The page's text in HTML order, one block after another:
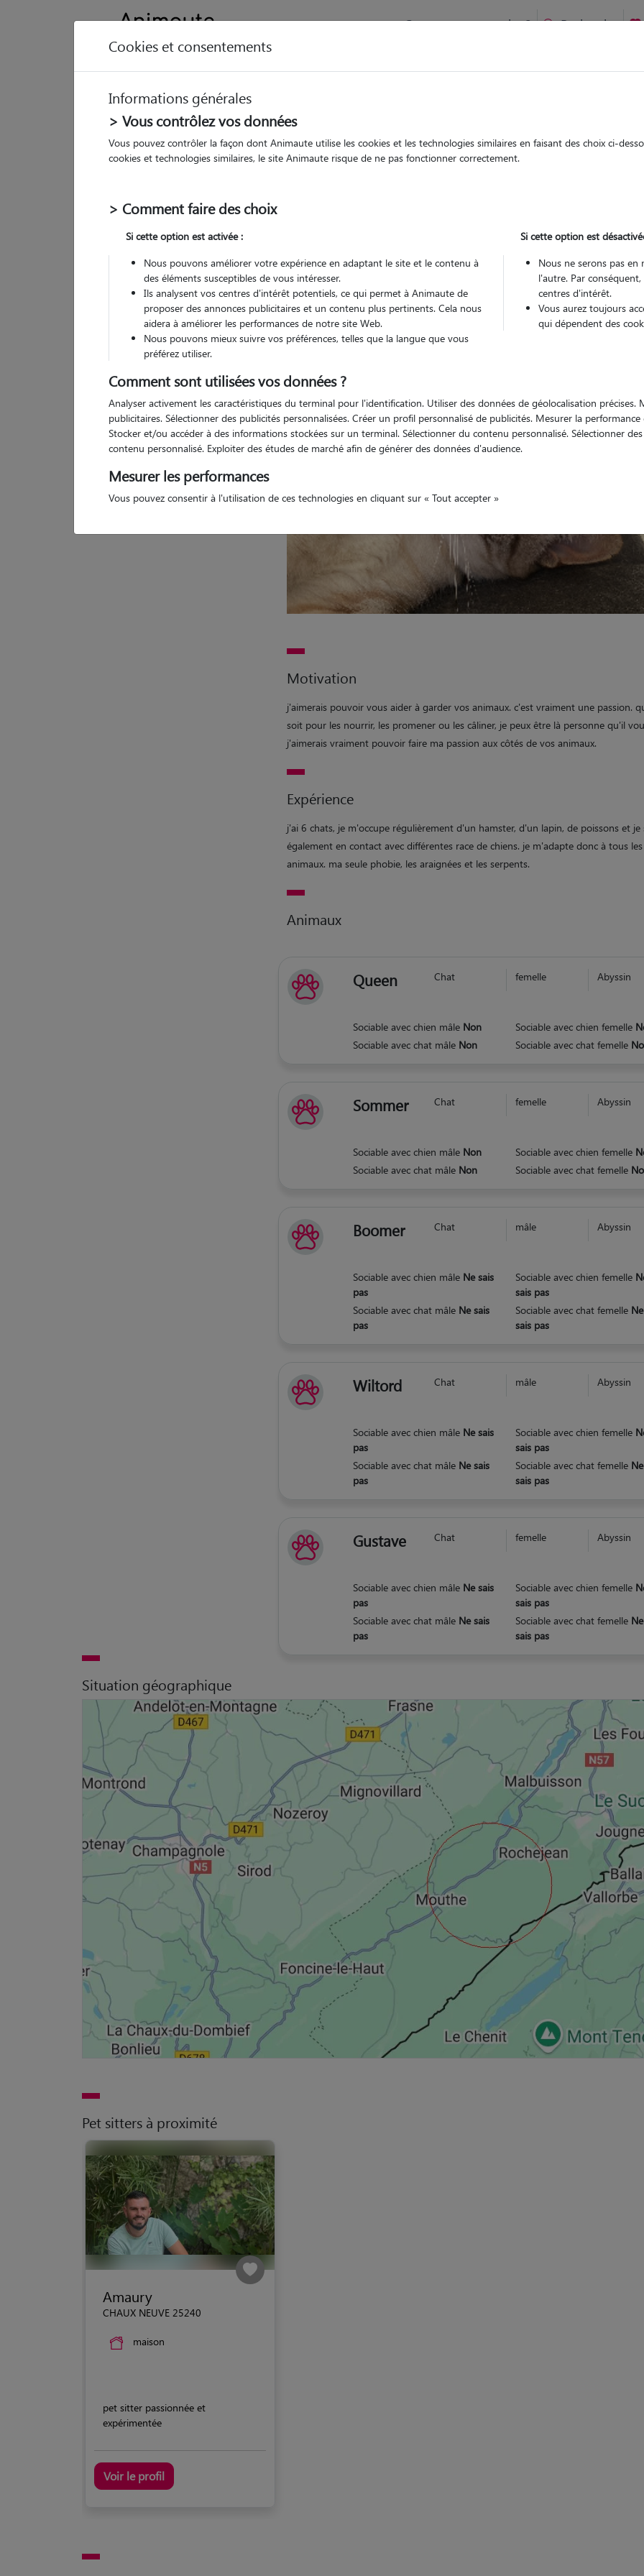
Comment ça marche ? Recherche
Manon
Motivation
j'aimerais pouvoir vous aider à garder vos animaux. c'est vraiment une passion.
soit pour les nourrir, les promener ou les câliner, je peux être là personne qu'il
j'aimerais vraiment pouvoir faire ma passion aux côtés de vos animaux.
Expérience
j'ai 6 chats, je m'occupe régulièrement d'un hamster, d'un lapin, de poissons et je
également en contact avec différentes race de chiens. je m'adapte donc à tous les
animaux. ma seule phobie, les araignées et les serpents.
Animaux
Queen Chat femelle Abyssin
Sociable avec chien mâle Non Sociable avec chien femelle
Sociable avec chat mâle Non Sociable avec chat femelle
Sommer Chat femelle Abyssin
Sociable avec chien mâle Non Sociable avec chien femelle
Sociable avec chat mâle Non Sociable avec chat femelle
Boomer Chat mâle Abyssin
Sociable avec chien mâle Ne sais
pas
Sociable avec chien femelle
sais pas
Sociable avec chat mâle Ne sais
pas
Sociable avec chat femelle Ne
sais pas
Wiltord Chat mâle Abyssin
Sociable avec chien mâle Ne sais
pas
Sociable avec chien femelle
sais pas
Sociable avec chat mâle Ne sais
pas
Sociable avec chat femelle Ne
sais pas
Gustave Chat femelle Abyssin
Sociable avec chien mâle Ne sais
pas
Sociable avec chien femelle
sais pas
Sociable avec chat mâle Ne sais
pas
Sociable avec chat femelle Ne
sais pas
Situation géographique
Pet sitters à proximité
Amaury
CHAUX NEUVE 25240
maison
pet sitter passionnée et
expérimentée
Voir le profil
Cookies et consentements
Informations générales
> Vous contrôlez vos données
Vous pouvez contrôler la façon dont Animaute utilise les cookies et les technologies similaires en faisant des choix ci-
cookies et technologies similaires, le site Animaute risque de ne pas fonctionner correctement.
> Comment faire des choix
Si cette option est activée :
Nous pouvons améliorer votre expérience en adaptant le site et le contenu à
des éléments susceptibles de vous intéresser.
Ils analysent vos centres d'intérêt potentiels, ce qui permet à Animaute de
proposer des annonces publicitaires et un contenu plus pertinents. Cela nous
aidera à améliorer les performances de notre site Web.
Nous pouvons mieux suivre vos préférences, telles que la langue que vous
préférez utiliser.
Si cette option est
Nous ne serons pas en
l'autre. Par
centres d'intérêt.
Vous aurez toujours
qui dépendent des
Comment sont utilisées vos données ?
Analyser activement les caractéristiques du terminal pour l'identification. Utiliser des données de géolocalisation précises.
publicitaires. Sélectionner des publicités personnalisées. Créer un profil personnalisé de publicités. Mesurer la
Stocker et/ou accéder à des informations stockées sur un terminal. Sélectionner du contenu personnalisé. Sélectionner
contenu personnalisé. Exploiter des études de marché afin de générer des données d'audience.
Mesurer les performances
Vous pouvez consentir à l'utilisation de ces technologies en cliquant sur « Tout accepter »